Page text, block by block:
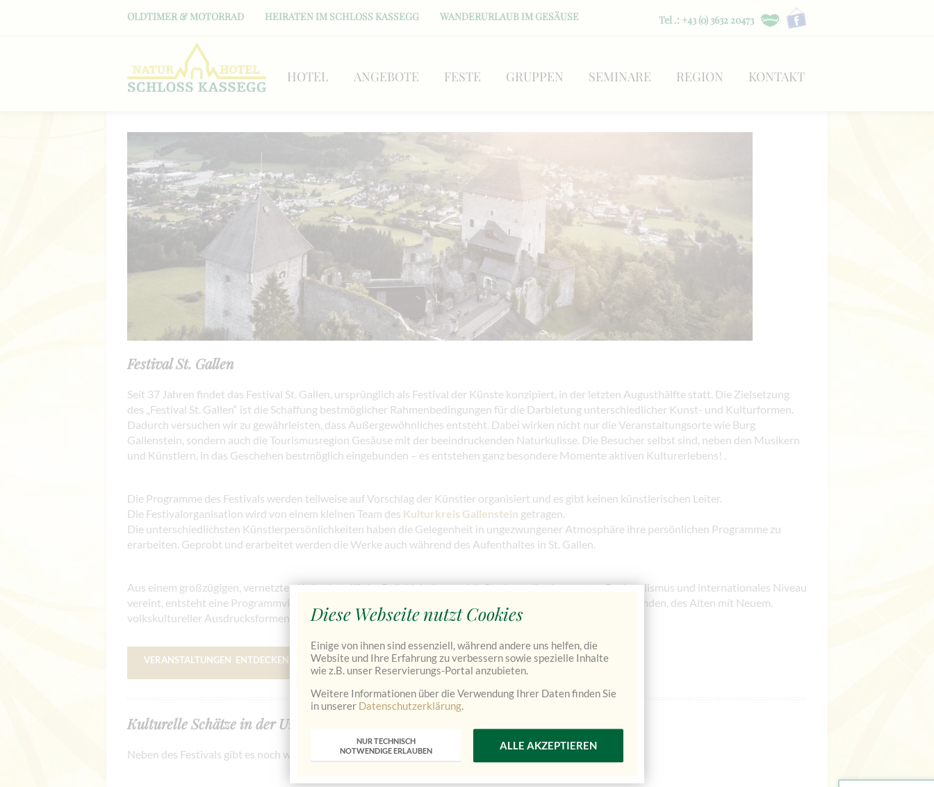
OLDTIMER & MOTORRAD HEIRATEN IM SCHLOSS KASSEGG WANDERURLAUB IM GESÄUSE Tel .: +43 (0) 3632 20473
HOTEL ANGEBOTE FESTE GRUPPEN SEMINARE REGION KONTAKT
Festival St. Gallen
Seit 37 Jahren findet das Festival St. Gallen, ursprünglich als Festival der Künste konzipiert, in der letzten Augusthälfte statt. Die Zielsetzung
des „Festival St. Gallen“ ist die Schaffung bestmöglicher Rahmenbedingungen für die Darbietung unterschiedlicher Kunst- und Kulturformen.
Dadurch versuchen wir zu gewährleisten, dass Außergewöhnliches entsteht. Dabei wirken nicht nur die Veranstaltungsorte wie Burg
Gallenstein, sondern auch die Tourismusregion Gesäuse mit der beeindruckenden Naturkulisse. Die Besucher selbst sind, neben den Musikern
und Künstlern, in das Geschehen bestmöglich eingebunden – es entstehen ganz besondere Momente aktiven Kulturerlebens! .
Die Programme des Festivals werden teilweise auf Vorschlag der Künstler organisiert und es gibt keinen künstlerischen Leiter.
Die Festivalorganisation wird von einem kleinen Team des Kulturkreis Gallenstein getragen.
Die unterschiedlichsten Künstlerpersönlichkeiten haben die Gelegenheit in ungezwungener Atmosphäre ihre persönlichen Programme zu
erarbeiten. Geprobt und erarbeitet werden die Werke auch während des Aufenthaltes in St. Gallen.
Aus einem großzügigen, vernetzten Kulturbegriff, der Beliebigkeit ausschließt, aber selbstbewussten Regionalismus und internationales Niveau
vereint, entsteht eine Programmvielfalt, der die behutsame Auseinandersetzung des Bekannten mit dem Fremden, des Alten mit Neuem,
volkskultureller Ausdrucksformen mit avantgardistischen Identifikationsmöglichkeiten zugrunde liegt.
VERANSTALTUNGEN ENTDECKEN –>
Kulturelle Schätze in der Umgebung
Neben des Festivals gibt es noch weitere kulturelle Highlights in der Region zu entdecken…
Diese Webseite nutzt Cookies
Einige von ihnen sind essenziell, während andere uns helfen, die
Website und Ihre Erfahrung zu verbessern sowie spezielle Inhalte
wie z.B. unser Reservierungs-Portal anzubieten.
Weitere Informationen über die Verwendung Ihrer Daten finden Sie
in unserer Datenschutzerklärung
NUR TECHNISCH
NOTWENDIGE ERLAUBEN
ALLE AKZEPTIEREN